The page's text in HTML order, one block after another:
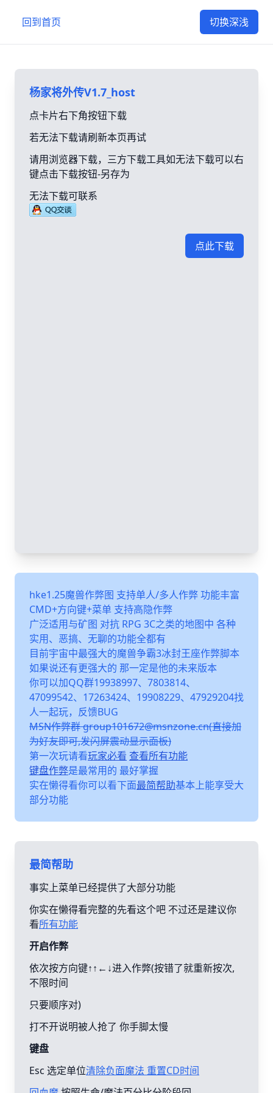
回到首页 切换深浅
杨家将外传V1.7_host
点卡片右下角按钮下载
若无法下载请刷新本页再试
请用浏览器下载，三方下载工具如无法下载可以右
键点击下载按钮-另存为
无法下载可联系
点此下载
hke1.25魔兽作弊图 支持单人/多人作弊 功能丰富
CMD+方向键+菜单 支持高隐作弊
广泛适用与矿图 对抗 RPG 3C之类的地图中 各种
实用、恶搞、无聊的功能全都有
目前宇宙中最强大的魔兽争霸3冰封王座作弊脚本
如果说还有更强大的 那一定是他的未来版本
你可以加QQ群19938997、7803814、
47099542、17263424、19908229、47929204找
人一起玩，反馈BUG
MSN作弊群 group101672@msnzone.cn(直接加
为好友即可,发闪屏震动显示面板)
第一次玩请看玩家必看 查看所有功能
键盘作弊是最常用的 最好掌握
实在懒得看你可以看下面最简帮助基本上能享受大
部分功能
最简帮助
事实上菜单已经提供了大部分功能
你实在懒得看完整的先看这个吧 不过还是建议你
看所有功能
开启作弊
依次按方向键↑↑←↓进入作弊(按错了就重新按次,
不限时间
只要顺序对)
打不开说明被人抢了 你手脚太慢
键盘
Esc 选定单位清除负面魔法 重置CD时间